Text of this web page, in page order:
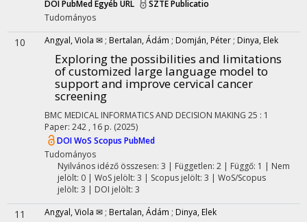
DOIPubMedEgyéb URL
SZTE Publicatio
Tudományos
10 Angyal, Viola ✉ ; Bertalan, Ádám ; Domján, Péter ; Dinya, Elek
Exploring the possibilities and limitations
of customized large language model to
support and improve cervical cancer
screening
BMC MEDICAL INFORMATICS AND DECISION MAKING 25 : 1
Paper: 242 , 16 p. (2025)
DOIWoS Scopus PubMed
Tudományos
Nyilvános idéző összesen: 3 | Független: 2 | Függő: 1 | Nem
jelölt: 0 | WoS jelölt: 3 | Scopus jelölt: 3 | WoS/Scopus
jelölt: 3 | DOI jelölt: 3
11 Angyal, Viola ✉ ; Bertalan, Ádám ; Dinya, Elek